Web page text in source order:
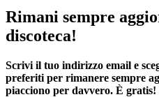
Rimani sempre
discoteca!
Scrivi il tuo indirizzo email e
preferiti per rimanere sempre
piacciono per davvero. È